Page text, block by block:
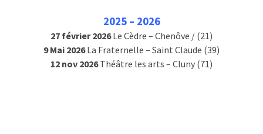
2025 – 2026
27 février 2026Le Cèdre – Chenôve / (21)
9 Mai 2026La Fraternelle – Saint Claude (39)
12 nov 2026Théâtre les arts – Cluny (71)